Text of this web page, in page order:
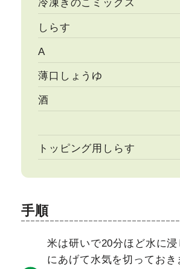
冷凍きのこミックス
しらす
A
薄口しょうゆ
酒
トッピング用しらす
手順
米は研いで20分ほど水に
にあげて水気を切っておき